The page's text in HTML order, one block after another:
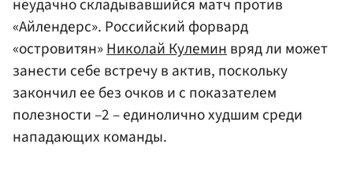
неудачно складывавшийся матч против
«Айлендерс». Российский форвард
«островитян»Николай Кулеминвряд ли может
занести себе встречу в актив, поскольку
закончил ее без очков и с показателем
полезности –2 – единолично худшим среди
нападающих команды.